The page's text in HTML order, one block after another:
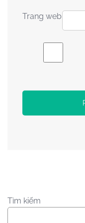
Trang web
Tìm kiếm